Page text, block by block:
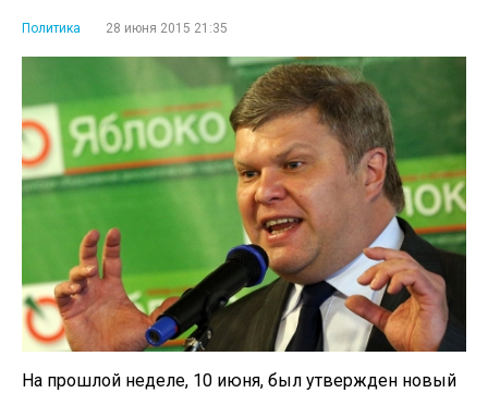
Политика 28 июня 2015 21:35
На прошлой неделе, 10 июня, был утвержден новый